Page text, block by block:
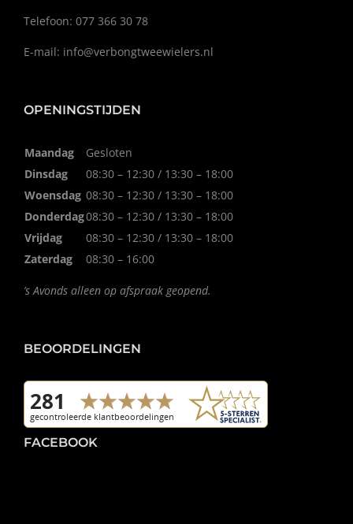
Telefoon: 077 366 30 78
E-mail: info@verbongtweewielers.nl
OPENINGSTIJDEN
Maandag
Gesloten
Dinsdag
08:30 – 12:30 / 13:30 – 18:00
Woensdag 08:30 – 12:30 / 13:30 – 18:00
Donderdag08:30 – 12:30 / 13:30 – 18:00
Vrijdag
08:30 – 12:30 / 13:30 – 18:00
Zaterdag
08:30 – 16:00
’s Avonds alleen op afspraak geopend.
BEOORDELINGEN
FACEBOOK